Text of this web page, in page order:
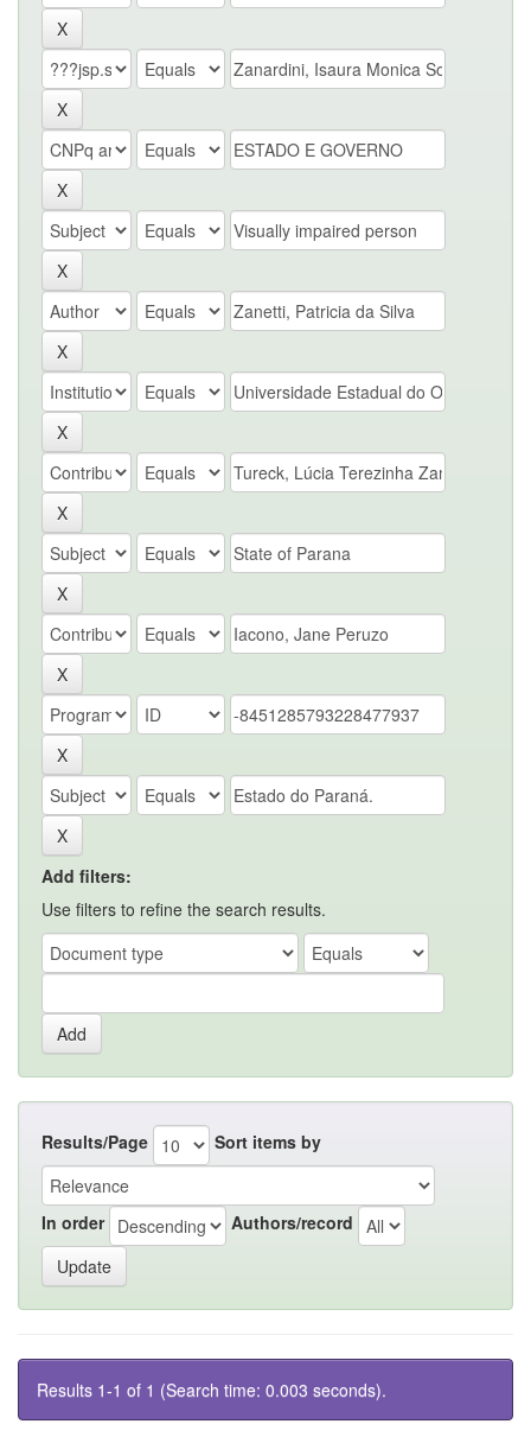
Add filters:
Use filters to refine the search results.
Results/Page Sort items by
In order Authors/record
Results 1-1 of 1 (Search time: 0.003 seconds).